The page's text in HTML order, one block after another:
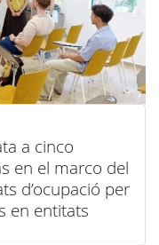
a cinco
en el marco del
d’ocupació per
en entitats